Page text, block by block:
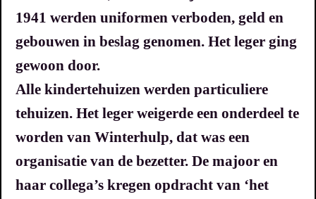
1941 werden uniformen verboden, geld en
gebouwen in beslag genomen. Het leger ging
gewoon door.
Alle kindertehuizen werden particuliere
tehuizen. Het leger weigerde een onderdeel te
worden van Winterhulp, dat was een
organisatie van de bezetter. De majoor en
haar collega’s kregen opdracht van ‘het